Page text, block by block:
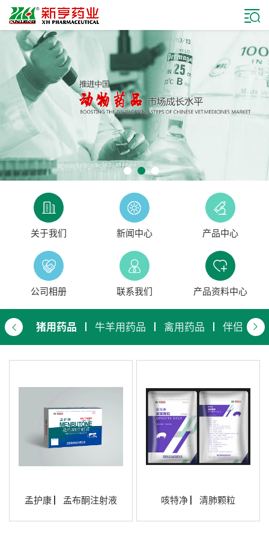
关于我们 新闻中心 产品中心
公司相册 联系我们 产品资料中心
猪用药品 牛羊用药品 禽用药品 伴侣动物
孟护康 ▏孟布酮注射液 咳特净 ▏清肺颗粒